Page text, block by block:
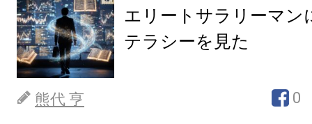
エリートサラリーマン
テラシーを見た
熊代 亨 0